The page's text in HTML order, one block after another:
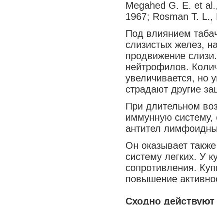
Megahed G. Е. et
1967; Rosman T.
Под влиянием
слизистых желез,
продвижение
нейтрофилов.
увеличивается, но
страдают другие
При длительном
иммунную систему,
антител
Он оказывает
систему легких. У
сопротивления.
повышение
Сходно